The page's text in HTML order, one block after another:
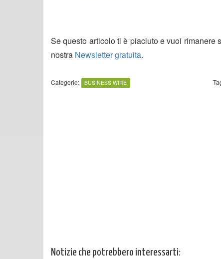
Se questo articolo ti è piaciuto e vuoi
nostra Newsletter gratuita.
Categorie: BUSINESS WIRE
Notizie che potrebbero interessarti: